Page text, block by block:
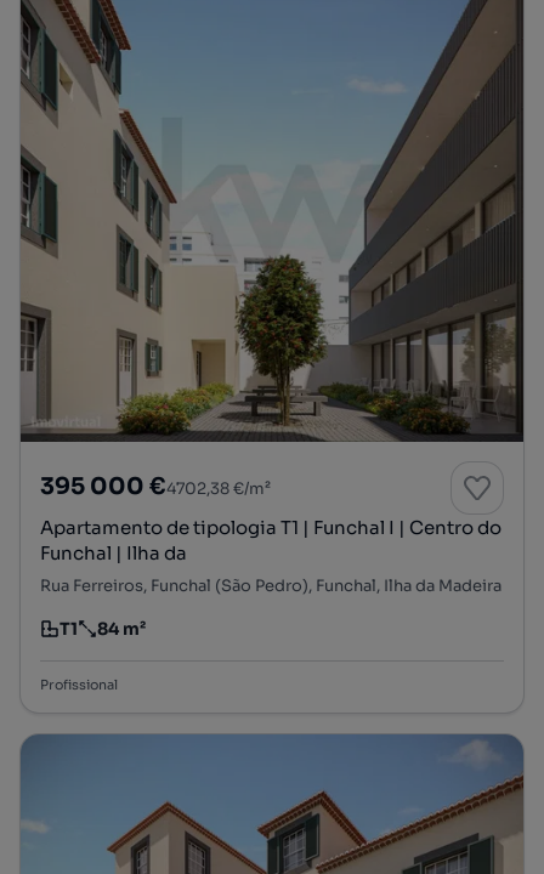
395 000 €4702,38 €/m²
Apartamento de tipologia T1 | Funchal I | Centro do
Funchal | Ilha da
Rua Ferreiros, Funchal (São Pedro), Funchal, Ilha da Madeira
Tipologia
T1
Preço por metro quadrado
84 m²
Profissional